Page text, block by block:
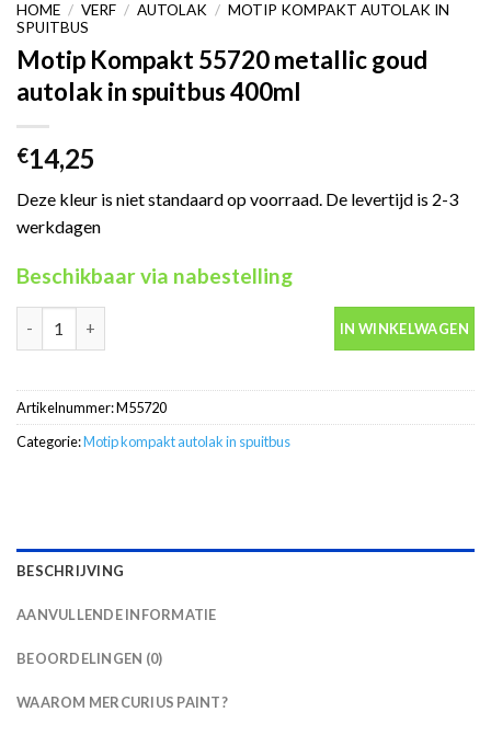
HOME / VERF / AUTOLAK / MOTIP KOMPAKT AUTOLAK IN
SPUITBUS
Motip Kompakt 55720 metallic goud
autolak in spuitbus 400ml
€14,25
Deze kleur is niet standaard op voorraad. De levertijd is 2-3
werkdagen
Beschikbaar via nabestelling
IN WINKELWAGEN
Artikelnummer:M55720
Categorie:Motip kompakt autolak in spuitbus
BESCHRIJVING
AANVULLENDE INFORMATIE
BEOORDELINGEN (0)
WAAROM MERCURIUS PAINT?